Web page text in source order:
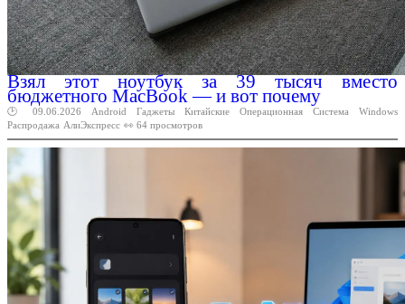
Взял этот ноутбук за 39 тысяч вместо
бюджетного MacBook — и вот почему
🕑 09.06.2026 Android Гаджеты Китайские Операционная Система
Windows
Распродажа АлиЭкспресс 👀 64 просмотров